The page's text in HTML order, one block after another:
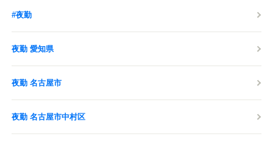
#夜勤
夜勤 愛知県
夜勤 名古屋市
夜勤 名古屋市中村区